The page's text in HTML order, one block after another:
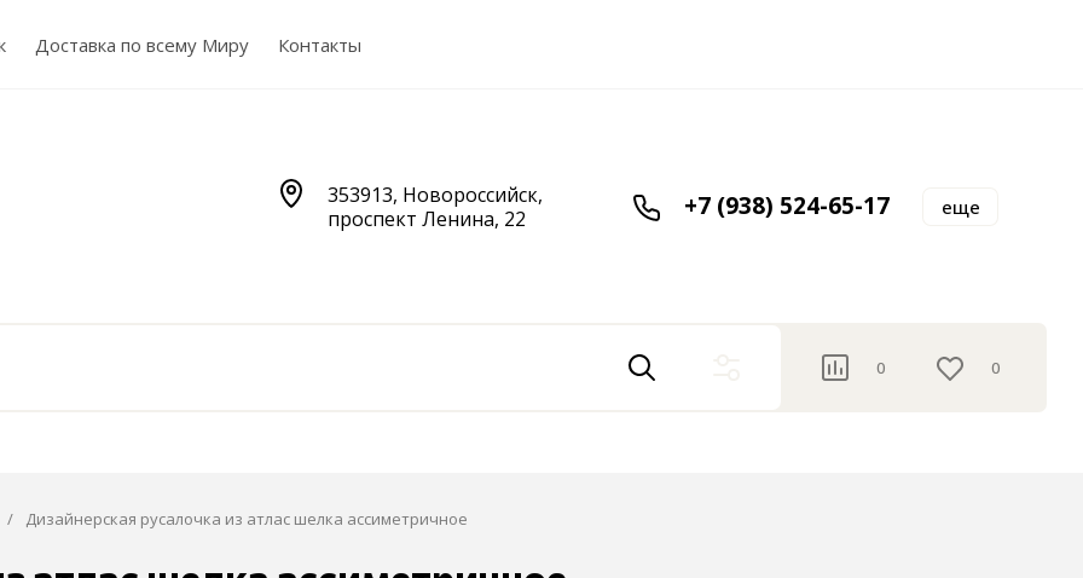
Доставка по всему Миру Контакты
353913, Новороссийск,
проспект Ленина, 22
+7 (938) 524-65-17 еще
0 0
/ Дизайнерская русалочка из атлас шелка ассиметричное